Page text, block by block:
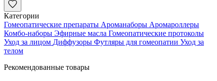
Категории
Гомеопатические препараты Ароманаборы Аромароллеры
Комбо-наборы Эфирные масла Гомеопатические протоколы
Уход за лицом Диффузоры Футляры для гомеопатии Уход за
телом
Рекомендованные товары